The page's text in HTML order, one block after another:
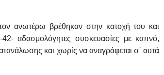
ανωτέρω βρέθηκαν στην κατοχή του και
αδασμολόγητες συσκευασίες με καπνό,
και χωρίς να αναγράφεται σ΄ αυτά